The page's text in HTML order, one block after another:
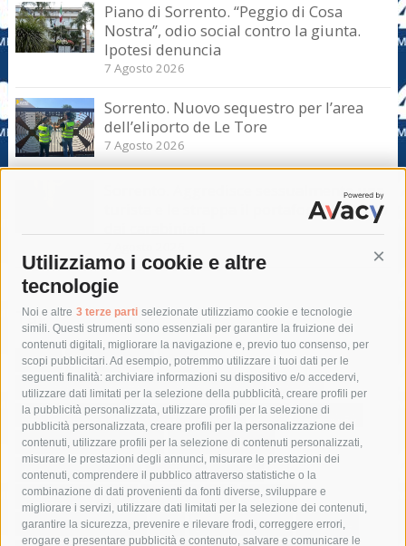
Utilizziamo i cookie e altre
tecnologie
Noi e altre 3 terze parti selezionate utilizziamo cookie e tecnologie
simili. Questi strumenti sono essenziali per garantire la fruizione dei
contenuti digitali, migliorare la navigazione e, previo tuo consenso, per
scopi pubblicitari. Ad esempio, potremmo utilizzare i tuoi dati per le
seguenti finalità: archiviare informazioni su dispositivo e/o accedervi,
utilizzare dati limitati per la selezione della pubblicità, creare profili per
la pubblicità personalizzata, utilizzare profili per la selezione di
pubblicità personalizzata, creare profili per la personalizzazione dei
contenuti, utilizzare profili per la selezione di contenuti personalizzati,
misurare le prestazioni degli annunci, misurare le prestazioni dei
contenuti, comprendere il pubblico attraverso statistiche o la
combinazione di dati provenienti da fonti diverse, sviluppare e
migliorare i servizi, utilizzare dati limitati per la selezione dei contenuti,
garantire la sicurezza, prevenire e rilevare frodi, correggere errori,
erogare e presentare pubblicità e contenuto, salvare e comunicare le
Piano di Sorrento. “Peggio di Cosa
Nostra”, odio social contro la giunta.
Ipotesi denuncia
7 Agosto 2026
Sorrento. Nuovo sequestro per l’area
dell’eliporto de Le Tore
7 Agosto 2026
Sorrento. Aggredisce sessualmente una
turista e le strappa il portafogli, fermato
Tag
acqua allerta meteo
anas
area marina protetta di punta campanella
arresto
Asl Napoli 3 sud
capitaneria di porto capri
carabinieri
castellammare di stabia
circumvesuviana
comune di sorrento
concerto
contagi
costiera amalfitana
covid-19 eav
elezioni
fondazione sorrento
gori guardia costiera
incidente